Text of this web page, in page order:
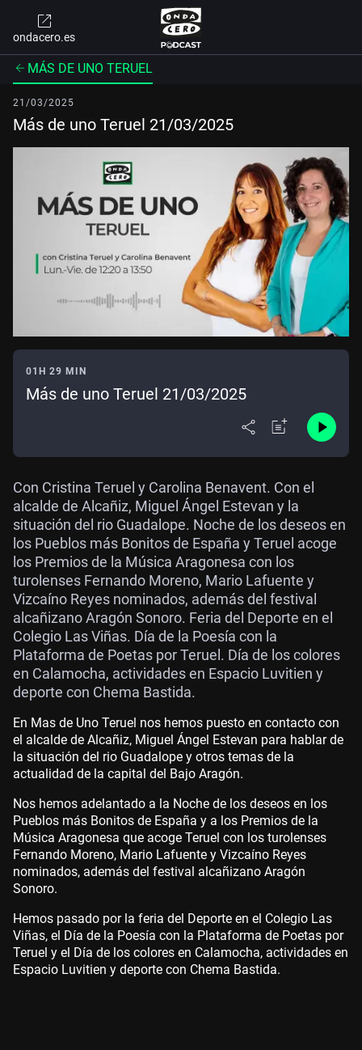
ondacero.es
MÁS DE UNO TERUEL
21/03/2025
Más de uno Teruel 21/03/2025
01H 29 MIN
Más de uno Teruel 21/03/2025
Con Cristina Teruel y Carolina Benavent. Con el
alcalde de Alcañiz, Miguel Ángel Estevan y la
situación del rio Guadalope. Noche de los deseos en
los Pueblos más Bonitos de España y Teruel acoge
los Premios de la Música Aragonesa con los
turolenses Fernando Moreno, Mario Lafuente y
Vizcaíno Reyes nominados, además del festival
alcañizano Aragón Sonoro. Feria del Deporte en el
Colegio Las Viñas. Día de la Poesía con la
Plataforma de Poetas por Teruel. Día de los colores
en Calamocha, actividades en Espacio Luvitien y
deporte con Chema Bastida.
En Mas de Uno Teruel nos hemos puesto en contacto con
el alcalde de Alcañiz, Miguel Ángel Estevan para hablar de
la situación del rio Guadalope y otros temas de la
actualidad de la capital del Bajo Aragón.
Nos hemos adelantado a la Noche de los deseos en los
Pueblos más Bonitos de España y a los Premios de la
Música Aragonesa que acoge Teruel con los turolenses
Fernando Moreno, Mario Lafuente y Vizcaíno Reyes
nominados, además del festival alcañizano Aragón
Sonoro.
Hemos pasado por la feria del Deporte en el Colegio Las
Viñas, el Día de la Poesía con la Plataforma de Poetas por
Teruel y el Día de los colores en Calamocha, actividades en
Espacio Luvitien y deporte con Chema Bastida.